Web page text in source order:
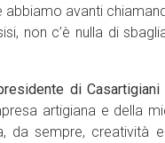
avanti
non c’è nulla di
di Casartigiani
artigiana e della
da sempre, creatività